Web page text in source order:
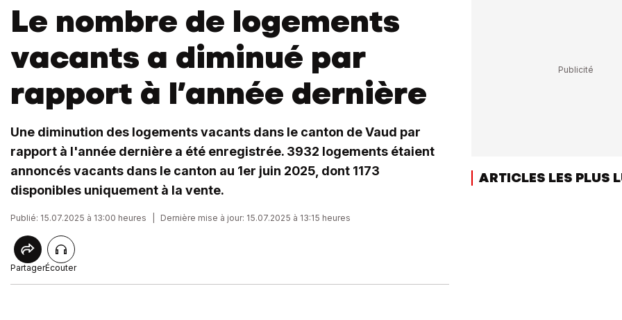
Le nombre de logements
vacants a diminué par
rapport à l’année dernière
Une diminution des logements vacants dans le canton de Vaud par
rapport à l'année dernière a été enregistrée. 3932 logements étaient
annoncés vacants dans le canton au 1er juin 2025, dont 1173
disponibles uniquement à la vente.
Publié: 15.07.2025 à 13:00 heures Dernière mise à jour: 15.07.2025 à 13:15 heures
PartagerÉcouter
ARTICLES LES PLUS